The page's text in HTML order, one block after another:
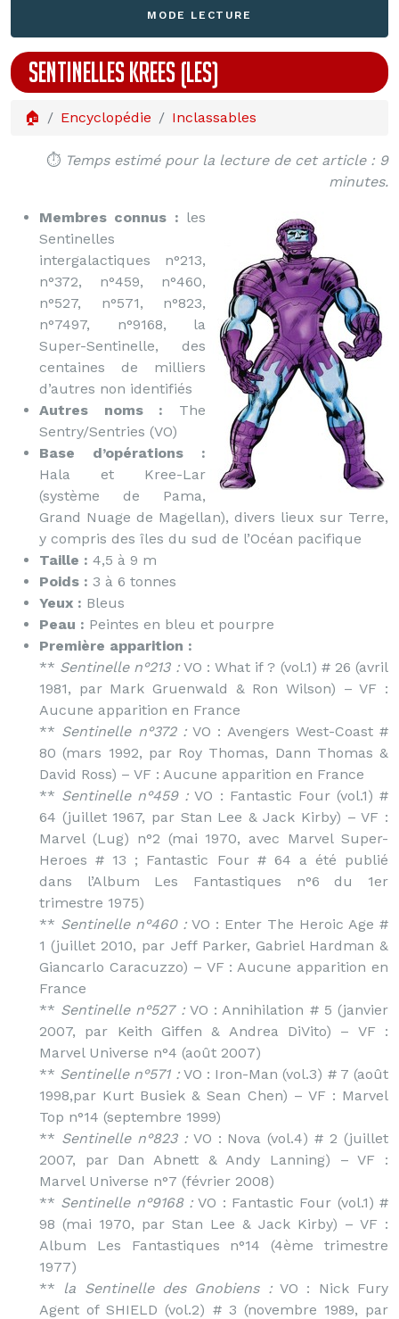
MODE LECTURE
SENTINELLES KREES (LES)
🏠 Encyclopédie Inclassables
⏱️ Temps estimé pour la lecture de cet article : 9
minutes.
Membres connus : les
Sentinelles
intergalactiques n°213,
n°372, n°459, n°460,
n°527, n°571, n°823,
n°7497, n°9168, la
Super-Sentinelle, des
centaines de milliers
d’autres non identifiés
Autres noms : The
Sentry/Sentries (VO)
Base d’opérations :
Hala et Kree-Lar
(système de Pama,
Grand Nuage de Magellan), divers lieux sur Terre,
y compris des îles du sud de l’Océan pacifique
Taille : 4,5 à 9 m
Poids : 3 à 6 tonnes
Yeux : Bleus
Peau : Peintes en bleu et pourpre
Première apparition :
** Sentinelle n°213 :VO : What if ? (vol.1) # 26 (avril
1981, par Mark Gruenwald & Ron Wilson) – VF :
Aucune apparition en France
** Sentinelle n°372 :VO : Avengers West-Coast #
80 (mars 1992, par Roy Thomas, Dann Thomas &
David Ross) – VF : Aucune apparition en France
** Sentinelle n°459 : VO : Fantastic Four (vol.1) #
64 (juillet 1967, par Stan Lee & Jack Kirby) – VF :
Marvel (Lug) n°2 (mai 1970, avec Marvel Super-
Heroes # 13 ; Fantastic Four # 64 a été publié
dans l’Album Les Fantastiques n°6 du 1er
trimestre 1975)
** Sentinelle n°460 : VO : Enter The Heroic Age #
1 (juillet 2010, par Jeff Parker, Gabriel Hardman &
Giancarlo Caracuzzo) – VF : Aucune apparition en
France
** Sentinelle n°527 :VO : Annihilation # 5 (janvier
2007, par Keith Giffen & Andrea DiVito) – VF :
Marvel Universe n°4 (août 2007)
** Sentinelle n°571 :VO : Iron-Man (vol.3) # 7 (août
1998,par Kurt Busiek & Sean Chen) – VF : Marvel
Top n°14 (septembre 1999)
** Sentinelle n°823 :VO : Nova (vol.4) # 2 (juillet
2007, par Dan Abnett & Andy Lanning) – VF :
Marvel Universe n°7 (février 2008)
** Sentinelle n°9168 : VO : Fantastic Four (vol.1) #
98 (mai 1970, par Stan Lee & Jack Kirby) – VF :
Album Les Fantastiques n°14 (4ème trimestre
1977)
** la Sentinelle des Gnobiens :VO : Nick Fury
Agent of SHIELD (vol.2) # 3 (novembre 1989, par